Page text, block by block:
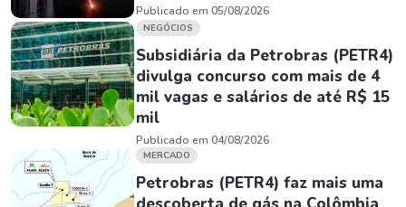
Publicado em 05/08/2026
NEGÓCIOS
Subsidiária da Petrobras (PETR4)
divulga concurso com mais de 4
mil vagas e salários de até R$ 15
mil
Publicado em 04/08/2026
MERCADO
Petrobras (PETR4) faz mais uma